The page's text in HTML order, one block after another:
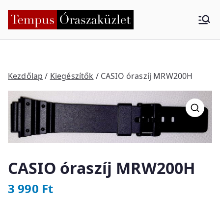
Tempus
küzlet
Kezdőlap / Kiegészítők / CASIO óraszíj MRW200H
CASIO óraszíj MRW200H
3 990 Ft